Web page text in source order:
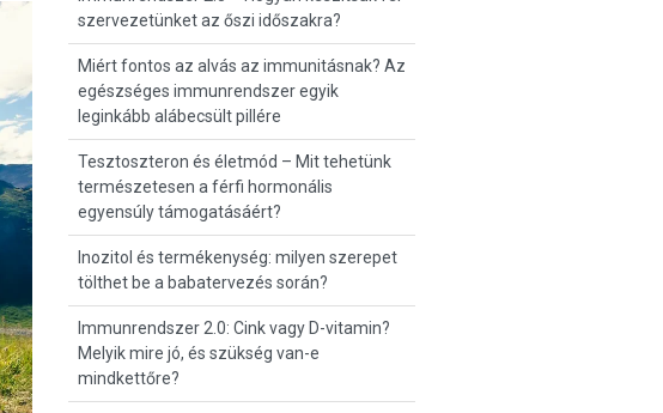
szervezetünket az őszi időszakra?
Miért fontos az alvás az immunitásnak? Az
egészséges immunrendszer egyik
leginkább alábecsült pillére
Tesztoszteron és életmód – Mit tehetünk
természetesen a férfi hormonális
egyensúly támogatásáért?
Inozitol és termékenység: milyen szerepet
tölthet be a babatervezés során?
Immunrendszer 2.0: Cink vagy D-vitamin?
Melyik mire jó, és szükség van-e
mindkettőre?